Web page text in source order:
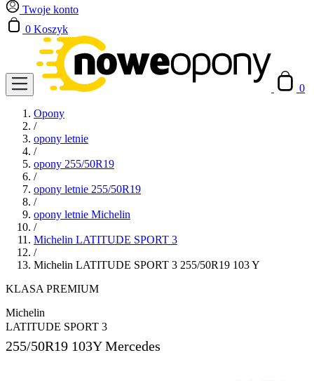
Twoje konto
0 Koszyk
0
Opony
/
opony letnie
/
opony 255/50R19
/
opony letnie 255/50R19
/
opony letnie Michelin
/
Michelin LATITUDE SPORT 3
/
Michelin LATITUDE SPORT 3 255/50R19 103 Y
KLASA PREMIUM
Michelin
LATITUDE SPORT 3
255/50R19 103Y Mercedes